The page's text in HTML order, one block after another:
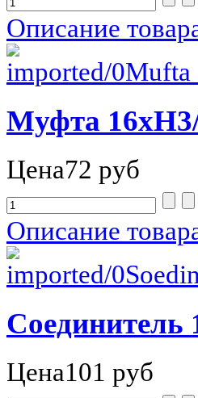
Описание
Муфта
Цена72 руб
Описание
Соединитель
Цена101 руб